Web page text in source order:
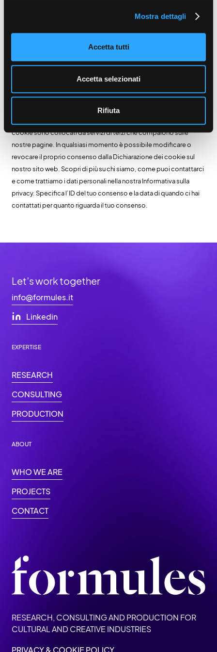
Mostra dettagli
Accetta tutti
Accetta selezionati
Rifiuta
Informazioni
I cookie sono piccoli file di testo che possono essere utilizzati dai
legge afferma che possiamo memorizzare i cookie sul tuo
dispositivo se sono strettamente necessari per il funzionamento
di questo sito. Per tutti gli altri tipi di cookie abbiamo bisogno del
cookie sono collocati da servizi di terzi che compaiono sulle
nostre pagine. In qualsiasi momento è possibile modificare o
revocare il proprio consenso dalla Dichiarazione dei cookie sul
nostro sito web. Scopri di più su chi siamo, come puoi contattarci
e come trattiamo i dati personali nella nostra Informativa sulla
privacy. Specifica l’ID del tuo consenso e la data di quando ci hai
contattati per quanto riguarda il tuo consenso.
Let’s work together
info@formules.it
Linkedin
EXPERTISE
RESEARCH
CONSULTING
PRODUCTION
ABOUT
WHO WE ARE
PROJECTS
CONTACT
RESEARCH, CONSULTING AND PRODUCTION FOR
CULTURAL AND CREATIVE INDUSTRIES
PRIVACY & COOKIE POLICY